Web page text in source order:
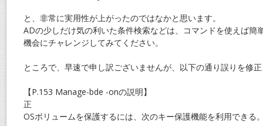
と、非常に実用性が上がったのではなかと思います。
ADの少しだけ気の利いた条件検索などは、コマンドを使えば簡
機会にチャレンジしてみてください。
ところで、早速で申し訳ございませんが、以下の通り誤りを修
【P.153 Manage-bde -onの説明】
正
OSボリュームを保護するには、次のキー保護機能を利用できる